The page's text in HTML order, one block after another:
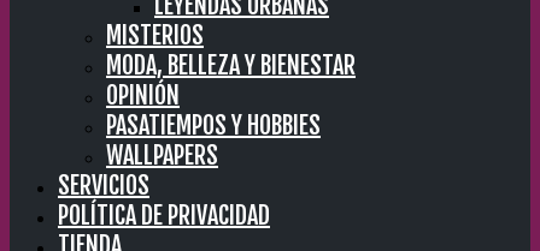
MISTERIOS
MODA, BELLEZA Y BIENESTAR
OPINIÓN
PASATIEMPOS Y HOBBIES
WALLPAPERS
SERVICIOS
POLÍTICA DE PRIVACIDAD